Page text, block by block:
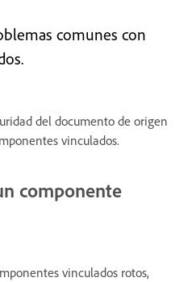
comunes con
del documento de origen
vinculados.
componente
vinculados rotos,